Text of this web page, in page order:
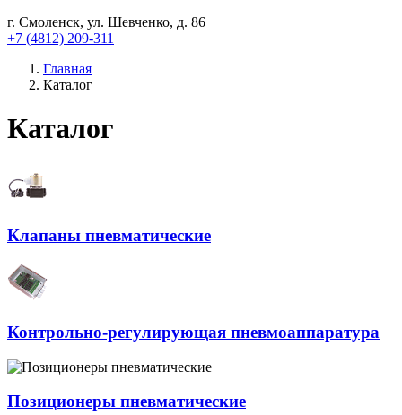
г. Смоленск, ул. Шевченко, д. 86
+7 (4812) 209-311
Главная
Каталог
Каталог
Клапаны пневматические
Контрольно-регулирующая пневмоаппаратура
Позиционеры пневматические